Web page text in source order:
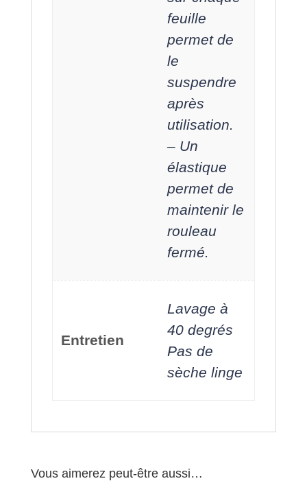
feuille
permet de
le
suspendre
après
utilisation.
– Un
élastique
permet de
maintenir le
rouleau
fermé.
Entretien
Lavage à
40 degrés
Pas de
sèche linge
Vous aimerez peut-être aussi…